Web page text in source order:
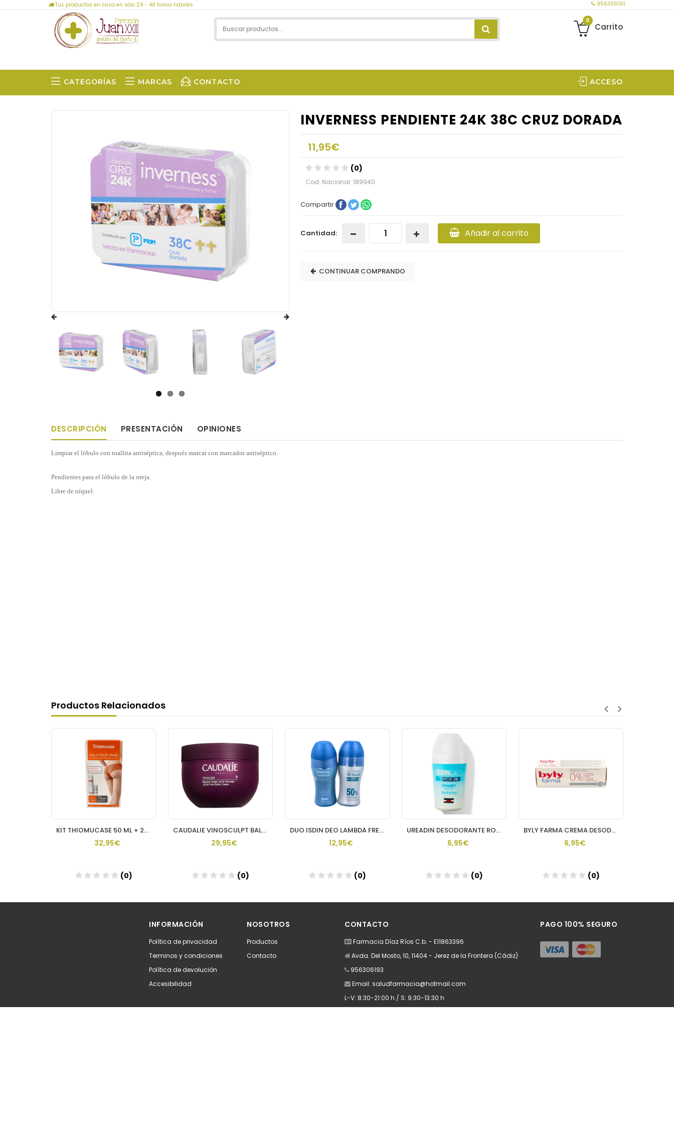
Tus productos en casa en sólo 24 - 48 horas hábiles 956306193
0
Carrito
CATEGORÍAS MARCAS CONTACTO ACCESO
INVERNESS PENDIENTE 24K 38C CRUZ DORADA
11,95€
(0)
Cod. Nacional: 189940
Compartir
Cantidad: Añadir al carrito
CONTINUAR COMPRANDO
DESCRIPCIÓN PRESENTACIÓN OPINIONES
Limpiar el lóbulo con toallita antiséptica, después marcar con marcador antiséptico.
Pendientes para el lóbulo de la oreja.
Libre de níquel.
Productos Relacionados
KIT THIOMUCASE 50 ML + 200 ML
32,95€
(0)
CAUDALIE VINOSCULPT BALSAMO CORPORAL LIFTING Y FIRMEZA 250ML
29,95€
(0)
DUO ISDIN DEO LAMBDA FRESH ROLL 50 % 2ª UNIDAD
12,95€
(0)
UREADIN DESODORANTE ROLLON 50 ML ISDIN
6,95€
(0)
BYLY FARMA CREMA DESODORANTE 30 ML SIN PERFUME
6,95€
(0)
INFORMACIÓN
Política de privacidad
Terminos y condiciones
Política de devolución
Accesibilidad
NOSOTROS
Productos
Contacto
CONTACTO
Farmacia Díaz Ríos C.b. - E11863396
Avda. Del Mosto, 10, 11404 - Jerez de la Frontera (Cádiz)
956306193
Email: saludfarmacia@hotmail.com
L-V: 8:30-21:00 h / S: 9:30-13:30 h
PAGO 100% SEGURO